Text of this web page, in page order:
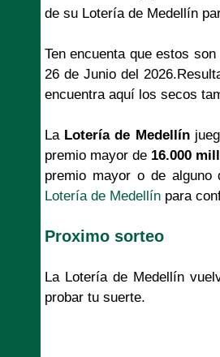
de su Lotería de Medellín
Ten encuenta que estos
26 de Junio del
encuentra aquí los secos
La Lotería de Medellín
premio mayor de 16.000
premio mayor o de
Lotería de Medellín para
Proximo sorteo
La Lotería de Medellín
probar tu suerte.